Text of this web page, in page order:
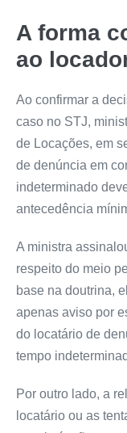
A forma
ao
Ao confirmar a
caso no STJ,
de Locações, em
de denúncia em
indeterminado
antecedência
A ministra
respeito do meio
base na doutrina,
apenas aviso por
do locatário de
tempo
Por outro lado, a
locatário ou as